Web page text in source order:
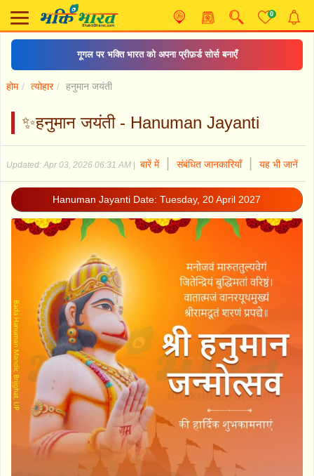
0
गूगल पर भक्ति भारत को अपना प्रीफ़र्ड सोर्स बनाएँ
होम त्योहार हनुमान जयंती
✨हनुमान जयंती - Hanuman Jayanti
Updated: Apr 03, 2026 06:31 AM बारें में संबंधित जानकारियाँ यह भी जानें
Hanuman Jayanti Date: Tuesday, 20 April 2027